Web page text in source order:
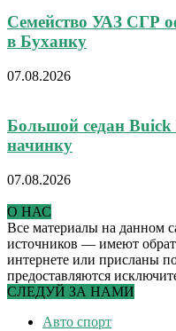
Семейство УАЗ СГР
в Буханку
07.08.2026
Большой седан
начинку
07.08.2026
О НАС
Все материалы на данном
источников — имеют
интернете или присланы
предоставляются
СЛЕДУЙ ЗА НАМИ
Авто спорт